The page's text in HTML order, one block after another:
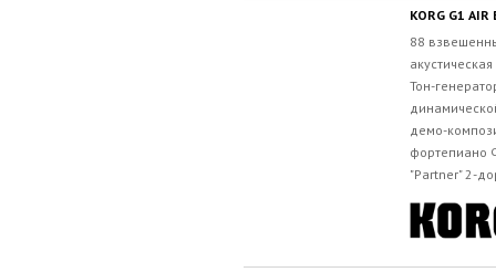
KORG G1 AIR
88
Тон-
демо-
фортепиано
"Partner" 2-